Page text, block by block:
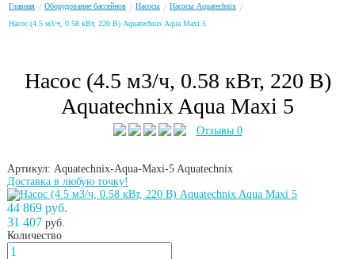
Главная / Оборудование бассейнов / Насосы / Насосы Aquatechnix /
Насос (4.5 м3/ч, 0.58 кВт, 220 В) Aquatechnix Aqua Maxi 5
Насос (4.5 м3/ч, 0.58 кВт, 220 В)
Aquatechnix Aqua Maxi 5
Отзывы 0
Артикул: Aquatechnix-Aqua-Maxi-5 Aquatechnix
Доставка в любую точку!
44 869 руб.
31 407 руб.
Количество